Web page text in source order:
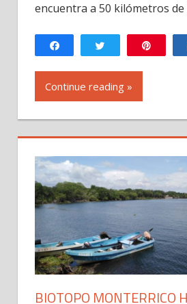
en
Rosa,
encuentra a 50 kilómetros de
Compartir Twittear
Continue reading »
BIOTOPO MONTERRICO